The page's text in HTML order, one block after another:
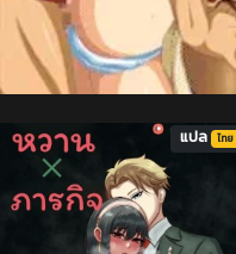
แปล ไทย